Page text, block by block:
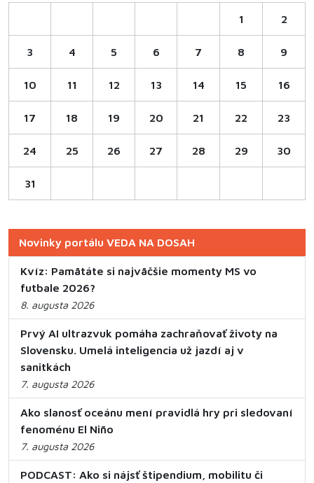
1 2
3 4 5 6 7 8 9
10 11 12 13 14 15 16
17 18 19 20 21 22 23
24 25 26 27 28 29 30
31
Novinky portálu VEDA NA DOSAH
Kvíz: Pamätáte si najväčšie momenty MS vo
futbale 2026?
8. augusta 2026
Prvý AI ultrazvuk pomáha zachraňovať životy na
Slovensku. Umelá inteligencia už jazdí aj v
sanitkách
7. augusta 2026
Ako slanosť oceánu mení pravidlá hry pri sledovaní
fenoménu El Niño
7. augusta 2026
PODCAST: Ako si nájsť štipendium, mobilitu či